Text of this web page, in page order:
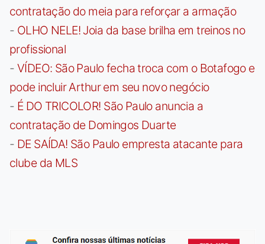
contratação do meia para reforçar a armação
- OLHO NELE! Joia da base brilha em treinos no
profissional
- VÍDEO: São Paulo fecha troca com o Botafogo e
pode incluir Arthur em seu novo negócio
- É DO TRICOLOR! São Paulo anuncia a
contratação de Domingos Duarte
- DE SAÍDA! São Paulo empresta atacante para
clube da MLS